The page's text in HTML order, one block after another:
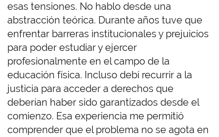
esas tensiones. No hablo desde una
abstracción teórica. Durante años tuve que
enfrentar barreras institucionales y prejuicios
para poder estudiar y ejercer
profesionalmente en el campo de la
educación física. Incluso debí recurrir a la
justicia para acceder a derechos que
deberían haber sido garantizados desde el
comienzo. Esa experiencia me permitió
comprender que el problema no se agota en